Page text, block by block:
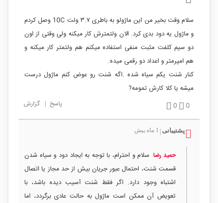
سلام وقت بخیر من این ماژولو به باطری ۳.۷ ولت 10C وصل کردم
و ماژول یه دود بدی کرد. الان ولتمترش کار میکنه ولی وقتی از اون
دو سیم کلفت مثبت منفی استفاده میکنم هم ولتمتر کار میکنه و
هم امپرمتر و اعداد دو رقمی میده.
کنار شنت یکم سیاه شده .اگه شنت رو عوض کنم ماژول درست
میشه یا کلا کارش تمومه?
0
0 پاسخ | گزارش
پشتیبانی 1 ماه پیش
حمید رضا سلام و احترام، با توجه به ایجاد دود و سیاه شدن
قسمت شنت، احتمال عبور جریان بیش از حد مجاز یا اتصال
اشتباه وجود دارد. اگر فقط شنت آسیب دیده باشد، با
تعویض آن ممکن است ماژول به حالت عادی برگردد، اما